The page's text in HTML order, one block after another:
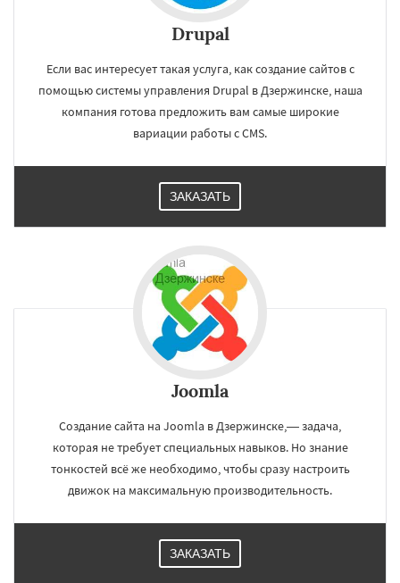
Drupal
Если вас интересует такая услуга, как создание сайтов с
помощью системы управления Drupal в Дзержинске, наша
компания готова предложить вам самые широкие
вариации работы с CMS.
ЗАКАЗАТЬ
Joomla
Создание сайта на Joomla в Дзержинске,— задача,
которая не требует специальных навыков. Но знание
тонкостей всё же необходимо, чтобы сразу настроить
движок на максимальную производительность.
ЗАКАЗАТЬ